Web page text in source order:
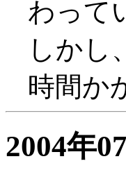
わって
しかし
時間か
2004年